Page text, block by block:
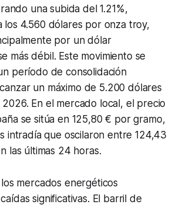
una subida del 1.21%,
los 4.560 dólares por onza troy,
por un dólar
más débil. Este movimiento se
período de consolidación
un máximo de 5.200 dólares
En el mercado local, el precio
se sitúa en 125,80 € por gramo,
intradía que oscilaron entre 124,43
las últimas 24 horas.
mercados energéticos
significativas. El barril de